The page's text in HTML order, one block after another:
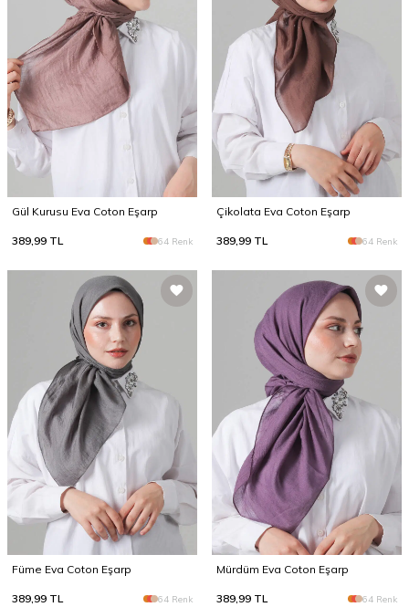
Gül Kurusu Eva Coton Eşarp
389,99 TL 64 Renk
Çikolata Eva Coton Eşarp
389,99 TL 64 Renk
Füme Eva Coton Eşarp
389,99 TL 64 Renk
Mürdüm Eva Coton Eşarp
389,99 TL 64 Renk